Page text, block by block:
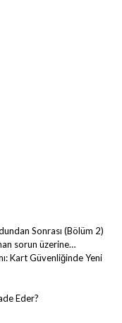
Sonrası (Bölüm 2)
sorun üzerine…
Kart Güvenliğinde Yeni
Eder?